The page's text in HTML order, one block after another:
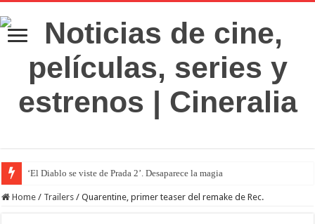
‘El Diablo se viste de Prada 2’. Desaparece la magia
Home / Trailers / Quarentine, primer teaser del remake de Rec.